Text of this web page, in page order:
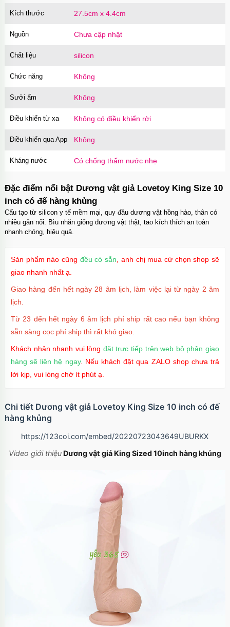
Kích thước 27.5cm x 4.4cm
Nguồn Chưa cập nhật
Chất liệu silicon
Chức năng Không
Sưởi ấm Không
Điều khiển từ xa Không có điều khiển rời
Điều khiển qua App Không
Kháng nước Có chống thấm nước nhẹ
Đặc điểm nổi bật Dương vật giả Lovetoy King Size 10
inch có đế hàng khủng
Cấu tạo từ silicon y tế mềm mại, quy đầu dương vật hồng hào, thân có
nhiều gân nổi. Bìu nhăn giống dương vật thật, tao kích thích an toàn
nhanh chóng, hiệu quả.
Sản phẩm nào cũng đều có sẵn , anh chị mua cứ chọn shop sẽ
giao nhanh nhất ạ.
Giao hàng đến hết ngày 28 âm lịch, làm việc lại từ ngày 2 âm
lịch.
Từ 23 đến hết ngày 6 âm lịch phí ship rất cao nếu bạn không
sẵn sàng cọc phí ship thì rất khó giao.
Khách nhận nhanh vui lòng đặt trực tiếp trên web bộ phận giao
hàng sẽ liên hệ ngay. Nếu khách đặt qua ZALO shop chưa trả
lời kịp, vui lòng chờ ít phút ạ.
Chi tiết Dương vật giả Lovetoy King Size 10 inch có đế
hàng khủng
https://123coi.com/embed/20220723043649UBURKX
Video giới thiệuDương vật giả King Sized 10inch hàng khủng